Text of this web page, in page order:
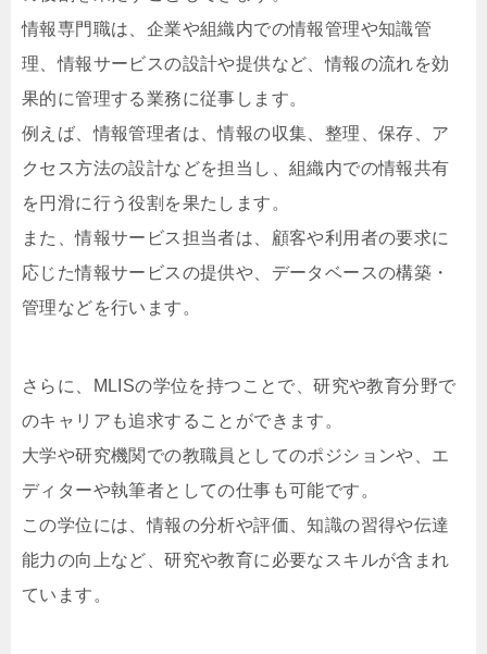
情報専門職は、企業や組織内での情報管理や知識管
理、情報サービスの設計や提供など、情報の流れを効
果的に管理する業務に従事します。
例えば、情報管理者は、情報の収集、整理、保存、ア
クセス方法の設計などを担当し、組織内での情報共有
を円滑に行う役割を果たします。
また、情報サービス担当者は、顧客や利用者の要求に
応じた情報サービスの提供や、データベースの構築・
管理などを行います。
さらに、MLISの学位を持つことで、研究や教育分野で
のキャリアも追求することができます。
大学や研究機関での教職員としてのポジションや、エ
ディターや執筆者としての仕事も可能です。
この学位には、情報の分析や評価、知識の習得や伝達
能力の向上など、研究や教育に必要なスキルが含まれ
ています。